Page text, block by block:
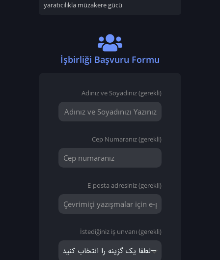
yaratıcılıkla müzakere gücü
İşbirliği Başvuru Formu
Adınız ve Soyadınız (gerekli)
Cep Numaranız (gerekli)
E-posta adresiniz (gerekli)
İstediğiniz iş unvanı (gerekli)